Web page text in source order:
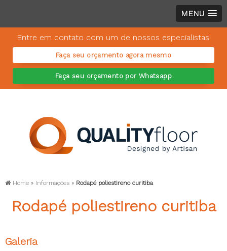
MENU
Entre em contato com um de nossos especialistas!
Faça seu orçamento agora mesmo
Faça seu orçamento por Whatsapp
Home » Informações » Rodapé poliestireno curitiba
Rodapé poliestireno curitiba
Galeria